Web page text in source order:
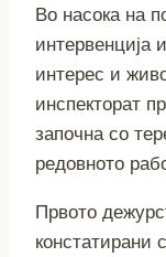
Во насока на
интервенција
интерес и
инспекторат
започна со
редовното
Првото
констатирани